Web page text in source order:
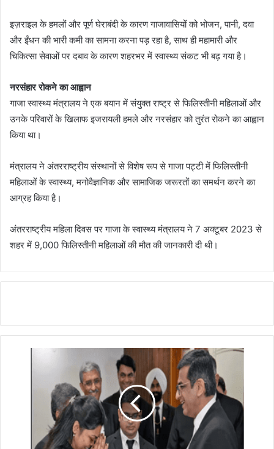
इज़राइल के हमलों और पूर्ण घेराबंदी के कारण गाजावासियों को भोजन, पानी, दवा
और ईंधन की भारी कमी का सामना करना पड़ रहा है, साथ ही महामारी और
चिकित्सा सेवाओं पर दबाव के कारण शहरभर में स्वास्थ्य संकट भी बढ़ गया है।
नरसंहार रोकने का आह्वान
गाजा स्वास्थ्य मंत्रालय ने एक बयान में संयुक्त राष्ट्र से फिलिस्तीनी महिलाओं और
उनके परिवारों के खिलाफ इजरायली हमले और नरसंहार को तुरंत रोकने का आह्वान
किया था।
मंत्रालय ने अंतरराष्ट्रीय संस्थानों से विशेष रूप से गाजा पट्टी में फिलिस्तीनी
महिलाओं के स्वास्थ्य, मनोवैज्ञानिक और सामाजिक जरूरतों का समर्थन करने का
आग्रह किया है।
अंतरराष्ट्रीय महिला दिवस पर गाजा के स्वास्थ्य मंत्रालय ने 7 अक्टूबर 2023 से
शहर में 9,000 फिलिस्तीनी महिलाओं की मौत की जानकारी दी थी।